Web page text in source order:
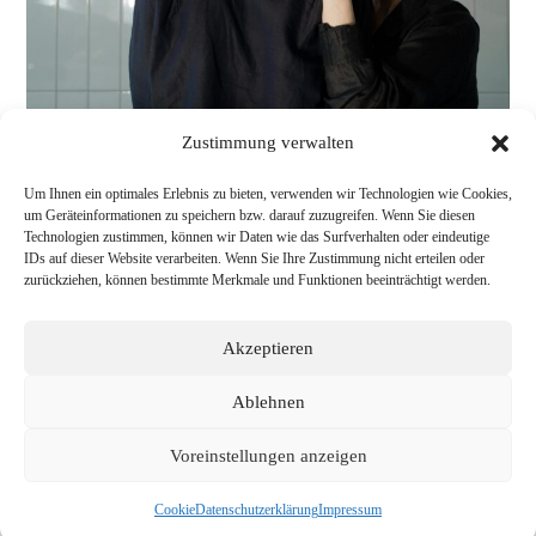
Zustimmung verwalten
Um Ihnen ein optimales Erlebnis zu bieten, verwenden wir Technologien wie Cookies,
um Geräteinformationen zu speichern bzw. darauf zuzugreifen. Wenn Sie diesen
Technologien zustimmen, können wir Daten wie das Surfverhalten oder eindeutige
IDs auf dieser Website verarbeiten. Wenn Sie Ihre Zustimmung nicht erteilen oder
zurückziehen, können bestimmte Merkmale und Funktionen beeinträchtigt werden.
Akzeptieren
Ablehnen
Voreinstellungen anzeigen
CookieDatenschutzerklärungImpressum